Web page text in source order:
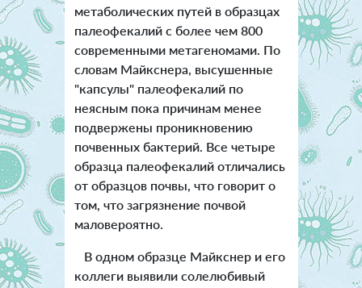
метаболических путей в образцах
палеофекалий с более чем 800
современными метагеномами. По
словам Майкснера, высушенные
"капсулы" палеофекалий по
неясным пока причинам менее
подвержены проникновению
почвенных бактерий. Все четыре
образца палеофекалий отличались
от образцов почвы, что говорит о
том, что загрязнение почвой
маловероятно.
В одном образце Майкснер и его
коллеги выявили солелюбивый